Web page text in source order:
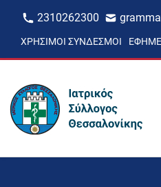
2310262300
ΧΡΉΣΙΜΟΙ ΣΎΝΔΕΣΜΟΙ